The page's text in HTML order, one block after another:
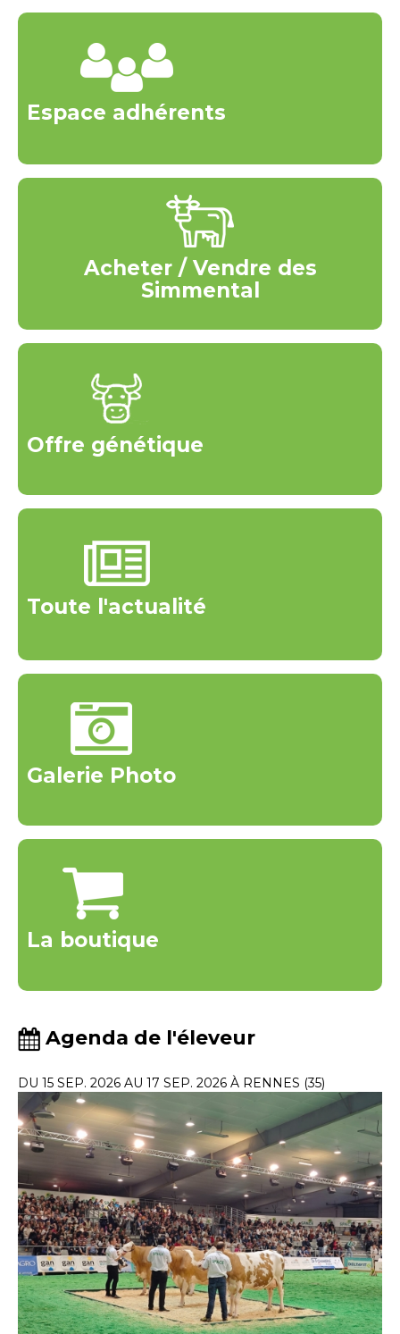
Espace adhérents
Acheter / Vendre des
Simmental
Offre génétique
Toute l'actualité
Galerie Photo
La boutique
Agenda de l'éleveur
DU 15 SEP. 2026 AU 17 SEP. 2026 À RENNES (35)